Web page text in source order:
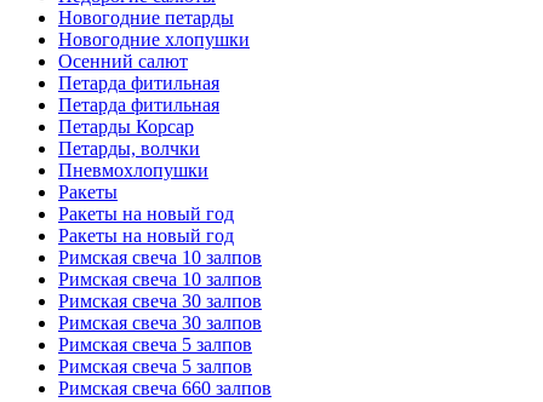
Новогодние петарды
Новогодние хлопушки
Осенний салют
Петарда фитильная
Петарда фитильная
Петарды Корсар
Петарды, волчки
Пневмохлопушки
Ракеты
Ракеты на новый год
Ракеты на новый год
Римская свеча 10 залпов
Римская свеча 10 залпов
Римская свеча 30 залпов
Римская свеча 30 залпов
Римская свеча 5 залпов
Римская свеча 5 залпов
Римская свеча 660 залпов